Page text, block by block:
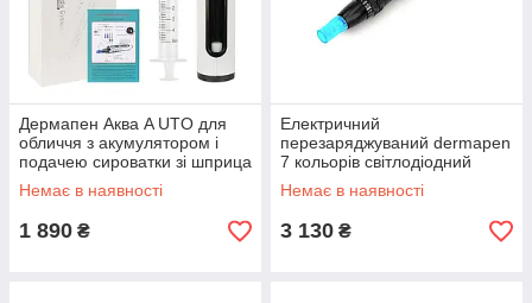
Дермапен Аква A UTO для
обличчя з акумулятором і
подачею сироватки зі шприца
Сірий
Немає в наявності
1 890 ₴
Електричний
перезаряджуваний dermapen
7 кольорів світлодіодний
фотон
Немає в наявності
3 130 ₴